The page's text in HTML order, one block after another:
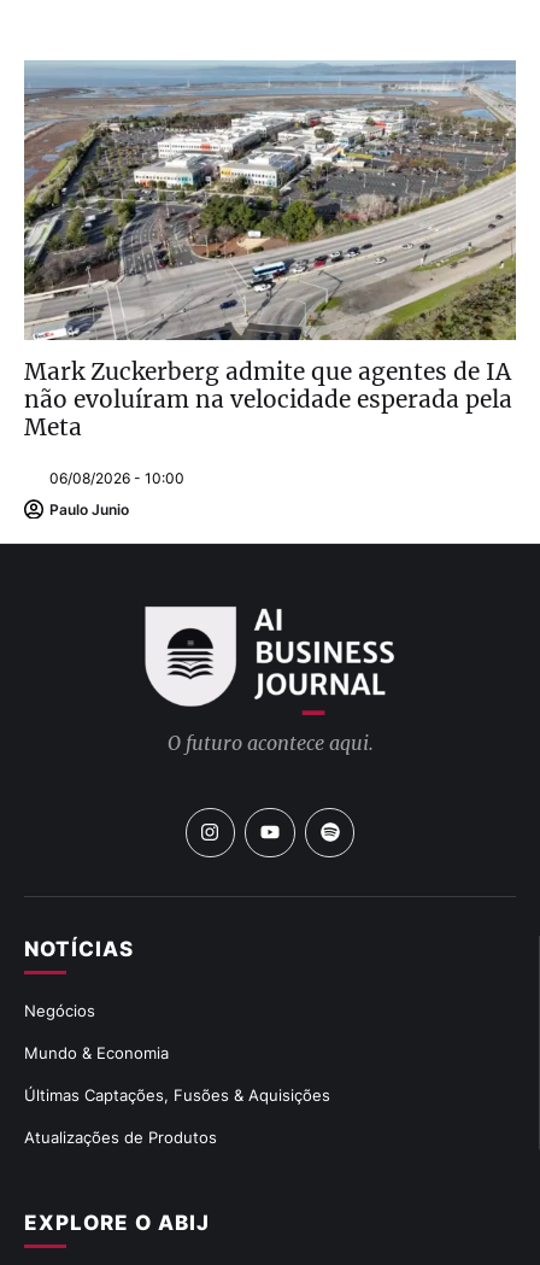
Mark Zuckerberg admite que agentes de IA
não evoluíram na velocidade esperada pela
Meta
06/08/2026 - 10:00
Paulo Junio
EXPLORE O ABIJ
NOTÍCIAS
Negócios
Mundo & Economia
Últimas Captações, Fusões & Aquisições
Atualizações de Produtos
O futuro acontece aqui.